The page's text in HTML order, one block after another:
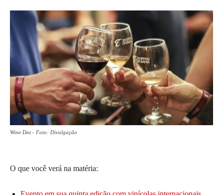
Wine Dez - Foto: Divulgação
O que você verá na matéria: